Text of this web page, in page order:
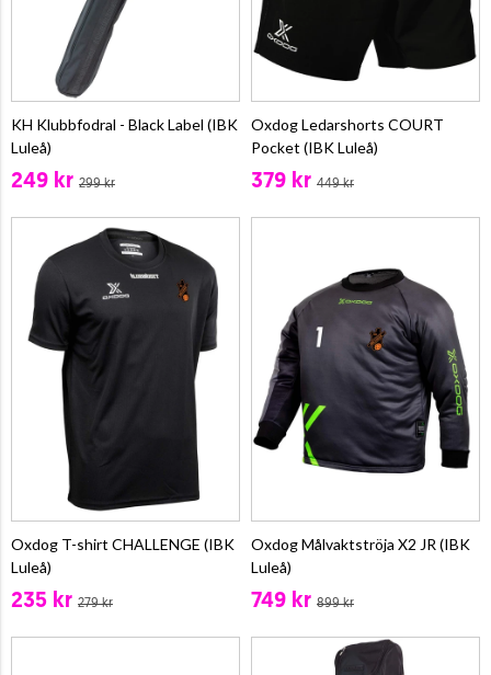
KH Klubbfodral - Black Label (IBK
Luleå)
249 kr 299 kr
Oxdog Ledarshorts COURT
Pocket (IBK Luleå)
379 kr 449 kr
Oxdog T-shirt CHALLENGE (IBK
Luleå)
235 kr 279 kr
Oxdog Målvaktströja X2 JR (IBK
Luleå)
749 kr 899 kr